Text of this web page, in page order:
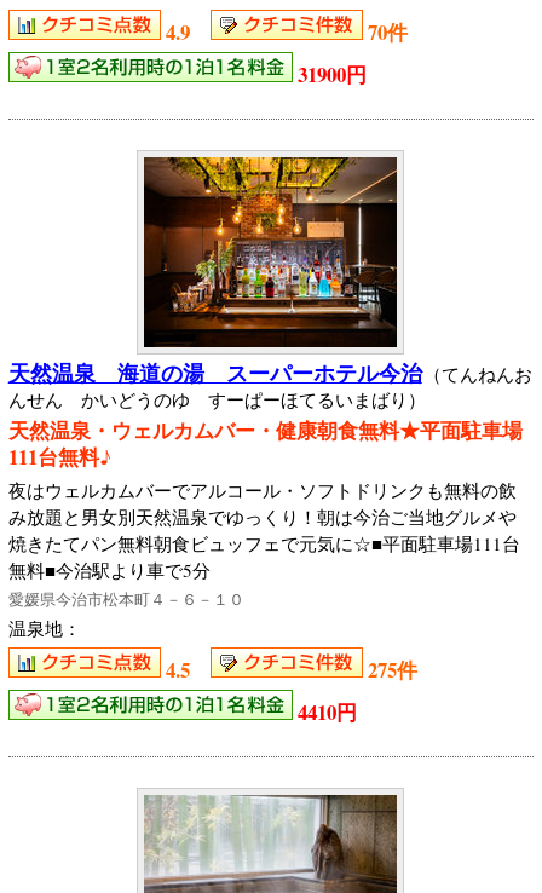
4.9
70件
31900円
天然温泉 海道の湯 スーパーホテル今治（てんねんお
んせん かいどうのゆ すーぱーほてるいまばり）
天然温泉・ウェルカムバー・健康朝食無料★平面駐車場
111台無料♪
夜はウェルカムバーでアルコール・ソフトドリンクも無料の飲
み放題と男女別天然温泉でゆっくり！朝は今治ご当地グルメや
焼きたてパン無料朝食ビュッフェで元気に☆■平面駐車場111台
無料■今治駅より車で5分
愛媛県今治市松本町４－６－１０
温泉地：
4.5
275件
4410円